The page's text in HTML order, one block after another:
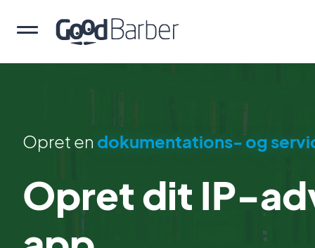
Opret en dokumentations- og
Opret dit IP-